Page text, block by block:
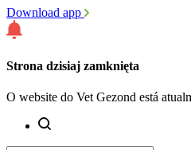
Download app
Strona dzisiaj zamknięta
O website do Vet Gezond está